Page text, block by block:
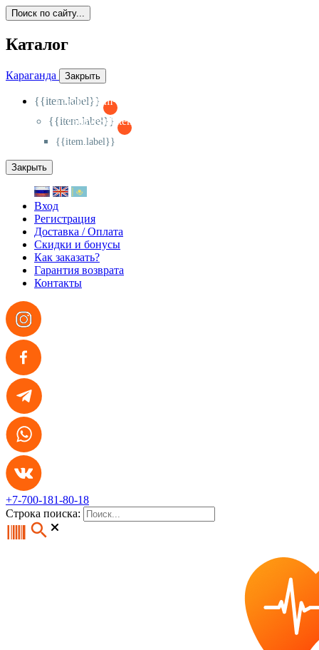
Поиск по сайту...
Каталог
Караганда Закрыть
{{item.label}}
{{activeItem==item.id?'-
{{item.label}}
{{activeSubitem==item.id?'-
{{item.label}}
Закрыть
Вход
Регистрация
Доставка / Оплата
Скидки и бонусы
Как заказать?
Гарантия возврата
Контакты
+7-700-181-80-18
Строка поиска: